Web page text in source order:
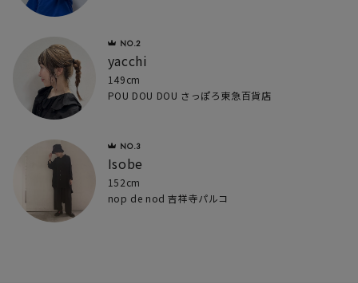
yacchi
149cm
POU DOU DOU さっぽろ東急百貨店
Isobe
152cm
nop de nod 吉祥寺パルコ